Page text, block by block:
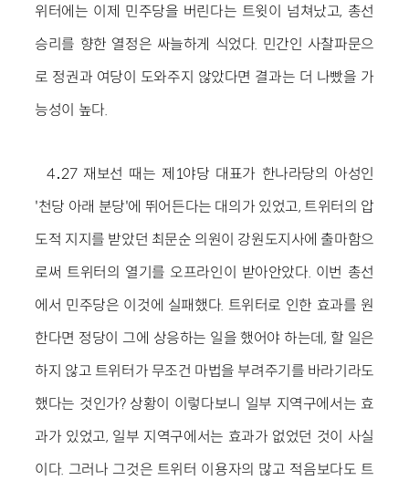
위터에는 이제 민주당을 버린다는 트윗이 넘쳐났고, 총선
승리를 향한 열정은 싸늘하게 식었다. 민간인 사찰파문으
로 정권과 여당이 도와주지 않았다면 결과는 더 나빴을 가
능성이 높다.
4․27 재보선 때는 제1야당 대표가 한나라당의 아성인
'천당 아래 분당'에 뛰어든다는 대의가 있었고, 트위터의 압
도적 지지를 받았던 최문순 의원이 강원도지사에 출마함으
로써 트위터의 열기를 오프라인이 받아안았다. 이번 총선
에서 민주당은 이것에 실패했다. 트위터로 인한 효과를 원
한다면 정당이 그에 상응하는 일을 했어야 하는데, 할 일은
하지 않고 트위터가 무조건 마법을 부려주기를 바라기라도
했다는 것인가? 상황이 이렇다보니 일부 지역구에서는 효
과가 있었고, 일부 지역구에서는 효과가 없었던 것이 사실
이다. 그러나 그것은 트위터 이용자의 많고 적음보다도 트